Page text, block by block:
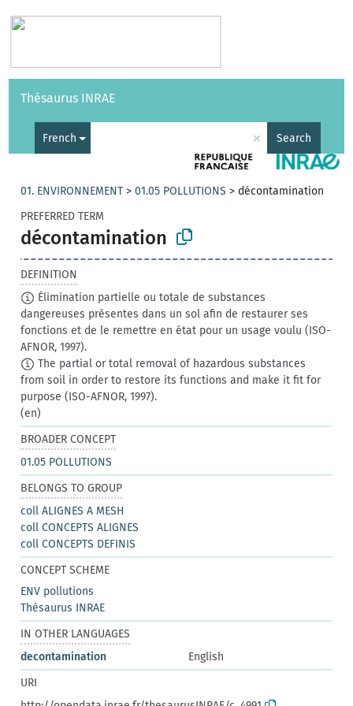
Vocabularies API
Thésaurus INRAE
French × Search
01. ENVIRONNEMENT >01.05 POLLUTIONS > décontamination
PREFERRED TERM
décontamination
DEFINITION
Élimination partielle ou totale de substances
dangereuses présentes dans un sol afin de restaurer ses
fonctions et de le remettre en état pour un usage voulu (ISO-
AFNOR, 1997).
The partial or total removal of hazardous substances
from soil in order to restore its functions and make it fit for
purpose (ISO-AFNOR, 1997).
(en)
BROADER CONCEPT
01.05 POLLUTIONS
BELONGS TO GROUP
coll ALIGNES A MESH
coll CONCEPTS ALIGNES
coll CONCEPTS DEFINIS
CONCEPT SCHEME
ENV pollutions
Thésaurus INRAE
IN OTHER LANGUAGES
decontamination
English
URI